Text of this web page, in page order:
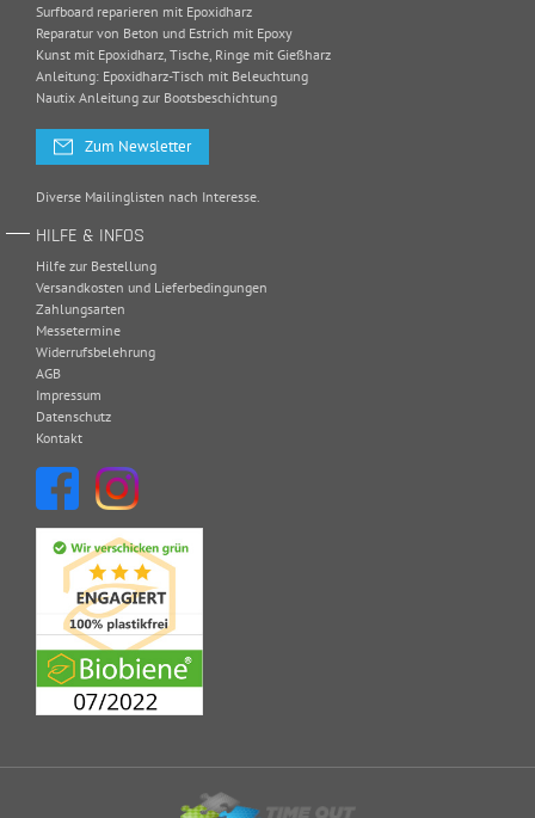
Surfboard reparieren mit Epoxidharz
Reparatur von Beton und Estrich mit Epoxy
Kunst mit Epoxidharz, Tische, Ringe mit Gießharz
Anleitung: Epoxidharz-Tisch mit Beleuchtung
Nautix Anleitung zur Bootsbeschichtung
Zum Newsletter
Diverse Mailinglisten nach Interesse.
HILFE & INFOS
Hilfe zur Bestellung
Versandkosten und Lieferbedingungen
Zahlungsarten
Messetermine
Widerrufsbelehrung
AGB
Impressum
Datenschutz
Kontakt